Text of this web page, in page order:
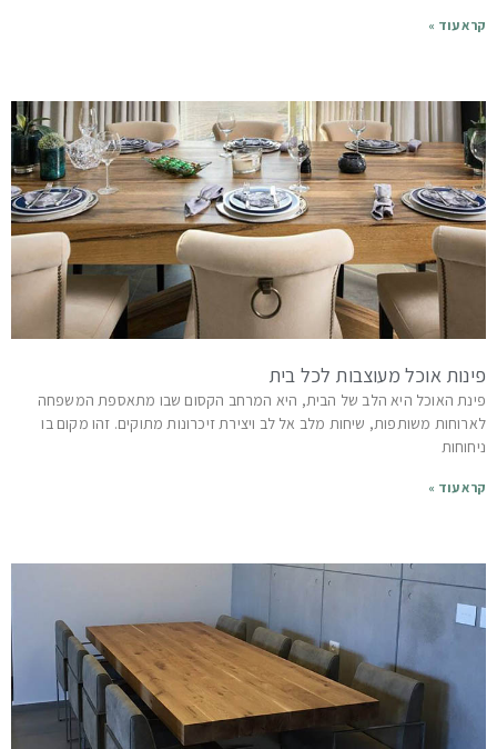
קרא עוד »
פינות אוכל מעוצבות לכל בית
פינת האוכל היא הלב של הבית, היא המרחב הקסום שבו מתאספת המשפחה
לארוחות משותפות, שיחות מלב אל לב ויצירת זיכרונות מתוקים. זהו מקום בו
ניחוחות
קרא עוד »